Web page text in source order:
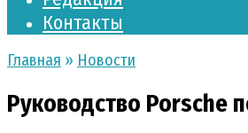
Контакты
Главная » Новости
Руководство Porsche